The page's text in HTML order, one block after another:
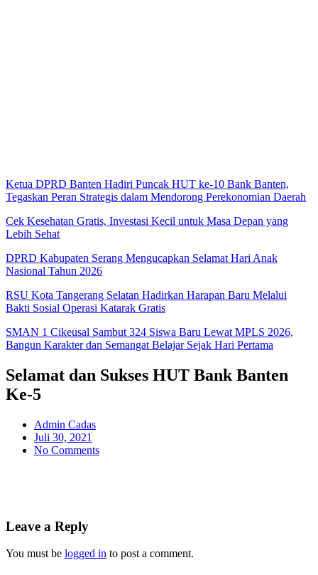
Ketua DPRD Banten Hadiri Puncak HUT ke-10 Bank Banten,
Tegaskan Peran Strategis dalam Mendorong Perekonomian Daerah
Cek Kesehatan Gratis, Investasi Kecil untuk Masa Depan yang
Lebih Sehat
DPRD Kabupaten Serang Mengucapkan Selamat Hari Anak
Nasional Tahun 2026
RSU Kota Tangerang Selatan Hadirkan Harapan Baru Melalui
Bakti Sosial Operasi Katarak Gratis
SMAN 1 Cikeusal Sambut 324 Siswa Baru Lewat MPLS 2026,
Bangun Karakter dan Semangat Belajar Sejak Hari Pertama
Selamat dan Sukses HUT Bank Banten
Ke-5
Admin Cadas
Juli 30, 2021
No Comments
Leave a Reply
You must be logged in to post a comment.